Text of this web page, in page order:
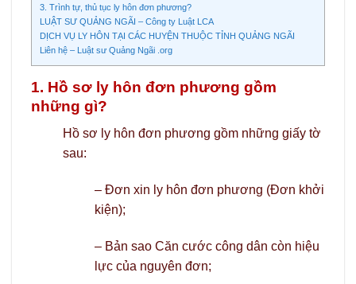
3. Trình tự, thủ tục ly hôn đơn phương?
LUẬT SƯ QUẢNG NGÃI – Công ty Luật LCA
DỊCH VỤ LY HÔN TẠI CÁC HUYỆN THUỘC TỈNH QUẢNG NGÃI
Liên hệ – Luật sư Quảng Ngãi .org
1. Hồ sơ ly hôn đơn phương gồm
những gì?
Hồ sơ ly hôn đơn phương gồm những giấy tờ
sau:
– Đơn xin ly hôn đơn phương (Đơn khởi
kiện);
– Bản sao Căn cước công dân còn hiệu
lực của nguyên đơn;